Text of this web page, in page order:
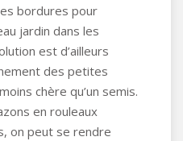
bordures pour
jardin dans les
est d’ailleurs
des petites
chère qu’un semis.
en rouleaux
on peut se rendre